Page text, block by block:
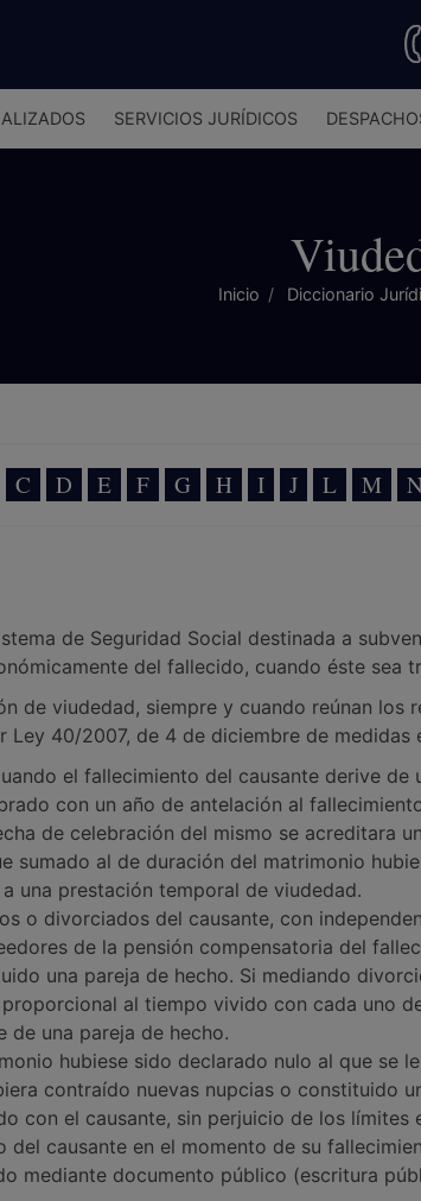
SERVICIOS JURÍDICOS
Inicio Diccionario
C D E F G H I J L M
de Seguridad Social destinada a
del fallecido, cuando éste sea
de viudedad, siempre y cuando reúnan
40/2007, de 4 de diciembre de medidas
el fallecimiento del causante derive
con un año de antelación al
de celebración del mismo se acreditara
sumado al de duración del matrimonio
una prestación temporal de viudedad.
o divorciados del causante, con
de la pensión compensatoria del
una pareja de hecho. Si mediando
al tiempo vivido con cada uno
de una pareja de hecho.
hubiese sido declarado nulo al que se
contraído nuevas nupcias o constituido
con el causante, sin perjuicio de los
del causante en el momento de su
mediante documento público (escritura